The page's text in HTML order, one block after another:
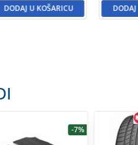
DODAJ U KOŠARICU
-7%